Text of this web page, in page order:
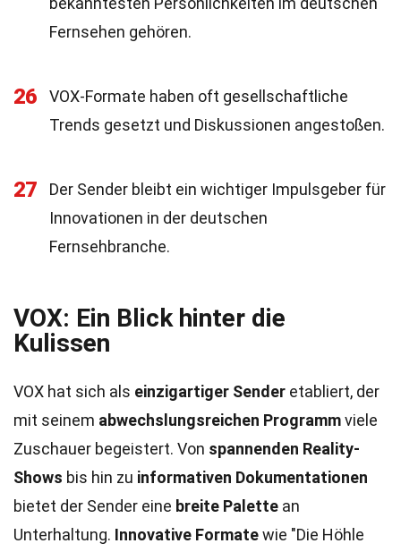
Fernsehen gehören.
26
VOX-Formate haben oft gesellschaftliche
Trends gesetzt und Diskussionen angestoßen.
27
Der Sender bleibt ein wichtiger Impulsgeber für
Innovationen in der deutschen
Fernsehbranche.
VOX: Ein Blick hinter die
Kulissen
VOX hat sich als einzigartiger Sender etabliert, der
mit seinem abwechslungsreichen Programmviele
Zuschauer begeistert. Von spannenden Reality-
Shows bis hin zu informativen Dokumentationen
bietet der Sender eine breite Palette an
Unterhaltung. Innovative Formatewie "Die Höhle